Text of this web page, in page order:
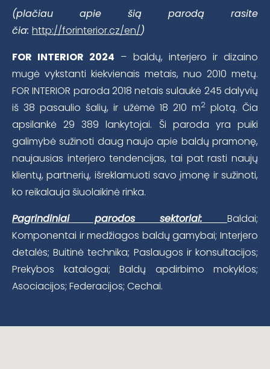
(plačiau apie šią parodą rasite
čia: http://forinterior.cz/en/)
FOR INTERIOR 2024 – baldų, interjero ir dizaino
mugė vykstanti kiekvienais metais, nuo 2010 metų.
FOR INTERIOR paroda 2018 netais sulaukė 245 dalyvių
iš 38 pasaulio šalių, ir užėmė 18 210 m2plotą. Čia
apsilankė 29 389 lankytojai. Ši paroda yra puiki
galimybė sužinoti daug naujo apie baldų pramonę,
naujausias interjero tendencijas, tai pat rasti naujų
klientų, partnerių, išreklamuoti savo įmonę ir sužinoti,
ko reikalauja šiuolaikinė rinka.
Pagrindiniai parodos sektoriai: Baldai;
Komponentai ir medžiagos baldų gamybai; Interjero
detalės; Buitinė technika; Paslaugos ir konsultacijos;
Prekybos katalogai; Baldų apdirbimo mokyklos;
Asociacijos; Federacijos; Cechai.